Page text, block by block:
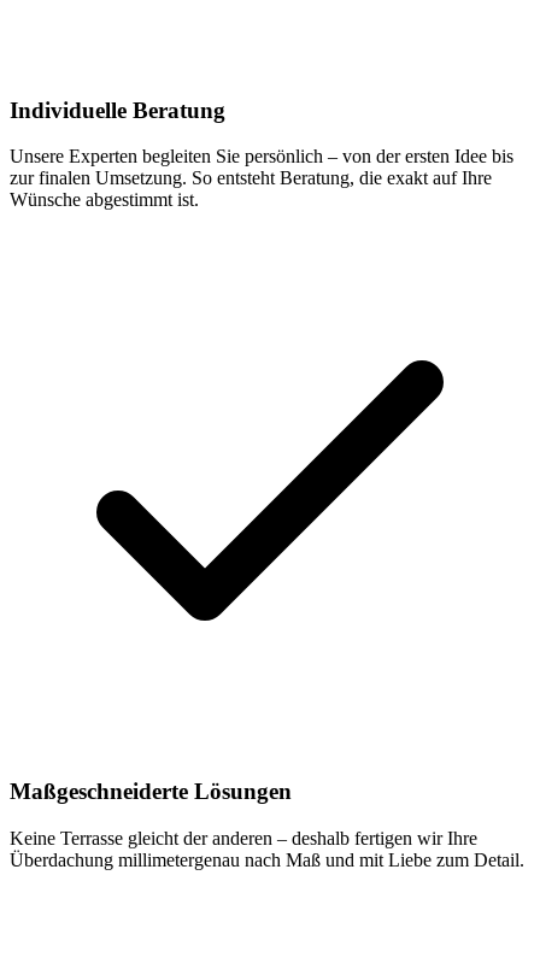
Individuelle Beratung
Unsere Experten begleiten Sie persönlich – von der ersten Idee bis
zur finalen Umsetzung. So entsteht Beratung, die exakt auf Ihre
Wünsche abgestimmt ist.
Maßgeschneiderte Lösungen
Keine Terrasse gleicht der anderen – deshalb fertigen wir Ihre
Überdachung millimetergenau nach Maß und mit Liebe zum Detail.